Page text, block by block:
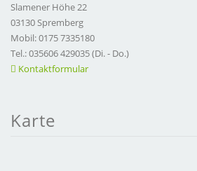
Slamener Höhe 22
03130 Spremberg
Mobil: 0175 7335180
Tel.: 035606 429035 (Di. - Do.)
Kontaktformular
Karte